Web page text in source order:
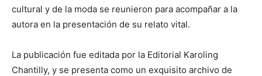
cultural y de la moda se reunieron para acompañar a la
autora en la presentación de su relato vital.
La publicación fue editada por la Editorial Karoling
Chantilly, y se presenta como un exquisito archivo de